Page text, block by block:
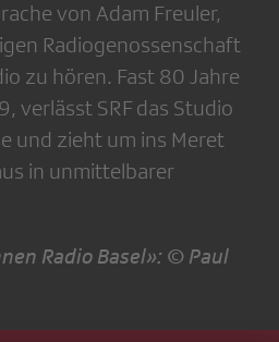
von Adam Freuler,
Radiogenossenschaft
zu hören. Fast 80 Jahre
verlässt SRF das Studio
und zieht um ins Meret
in unmittelbarer
Radio Basel»: © Paul